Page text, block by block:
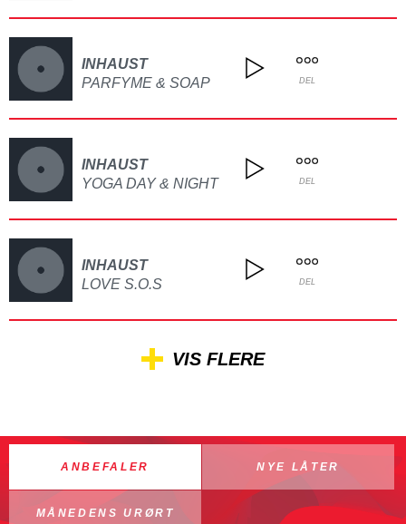
INHAUST
PARFYME & SOAP
DEL
INHAUST
YOGA DAY & NIGHT
DEL
INHAUST
LOVE S.O.S
DEL
VIS FLERE
ANBEFALER NYE LÅTER
MÅNEDENS URØRT